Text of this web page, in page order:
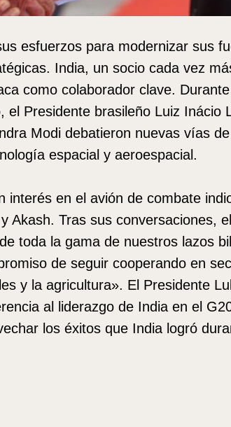
esfuerzos para modernizar sus
India, un socio cada vez
como colaborador clave.
el Presidente brasileño Luiz Inácio
Modi debatieron nuevas vías
espacial y aeroespacial.
interés en el avión de combate
Akash. Tras sus conversaciones,
toda la gama de nuestros lazos
de seguir cooperando en
y la agricultura». El Presidente
al liderazgo de India en el
los éxitos que India logró